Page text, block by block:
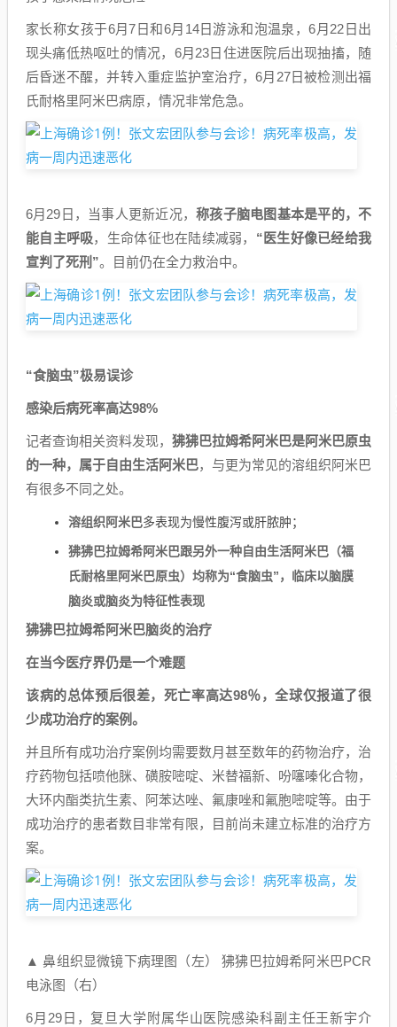
家长称女孩于6月7日和6月14日游泳和泡温泉，6月22日出
现头痛低热呕吐的情况，6月23日住进医院后出现抽搐，随
后昏迷不醒，并转入重症监护室治疗，6月27日被检测出福
氏耐格里阿米巴病原，情况非常危急。
6月29日，当事人更新近况，称孩子脑电图基本是平的，不
能自主呼吸，生命体征也在陆续减弱， “医生好像已经给我
宣判了死刑”。目前仍在全力救治中。
“食脑虫”极易误诊
感染后病死率高达98%
记者查询相关资料发现， 狒狒巴拉姆希阿米巴是阿米巴原虫
的一种，属于自由生活阿米巴，与更为常见的溶组织阿米巴
有很多不同之处。
溶组织阿米巴多表现为慢性腹泻或肝脓肿；
狒狒巴拉姆希阿米巴跟另外一种自由生活阿米巴（福
氏耐格里阿米巴原虫）均称为“食脑虫”，临床以脑膜
脑炎或脑炎为特征性表现
狒狒巴拉姆希阿米巴脑炎的治疗
在当今医疗界仍是一个难题
该病的总体预后很差，死亡率高达98％，全球仅报道了很
少成功治疗的案例。
并且所有成功治疗案例均需要数月甚至数年的药物治疗，治
疗药物包括喷他脒、磺胺嘧啶、米替福新、吩噻嗪化合物，
大环内酯类抗生素、阿苯达唑、氟康唑和氟胞嘧啶等。由于
成功治疗的患者数目非常有限，目前尚未建立标准的治疗方
案。
▲ 鼻组织显微镜下病理图（左） 狒狒巴拉姆希阿米巴PCR
电泳图（右）
6月29日，复旦大学附属华山医院感染科副主任王新宇介